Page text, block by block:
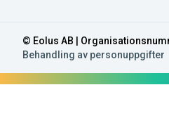
© Eolus AB |
Behandling av personuppgifter